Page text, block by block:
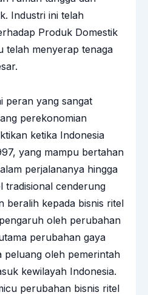
Industri ini telah
Produk Domestik
telah menyerap tenaga
peran yang sangat
perekonomian
ketika Indonesia
yang mampu bertahan
perjalananya hingga
tradisional cenderung
beralih kepada bisnis ritel
oleh perubahan
perubahan gaya
peluang oleh pemerintah
kewilayah Indonesia.
perubahan bisnis ritel